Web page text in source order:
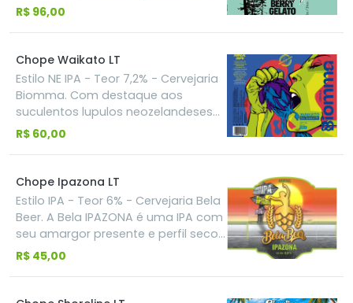
brasileiro do Untappd, já conhecida
da Strain Berry Gelato, uma cepa
que traz aromas tropicais, baunilha
e berries, complementando a
potência do Citra.
R$ 96,00
Chope Waikato LT
Estilo NE IPA - Teor 7,2% - Cervejaria
Biomma. Com destaque aos
suculentos lupulos neozelandeses
Nelson Sauvin e Motueka, a Waikato
excepecionais.
R$ 60,00
Chope Ipazona LT
Estilo IPA - Teor 6% - Cervejaria Bela
Beer. A Bela IPAZONA é uma IPA com
seu amargor presente e perfil seco.
Ela leva em sua receita 4 tipos de
seu sabor e apresentando a
R$ 45,00